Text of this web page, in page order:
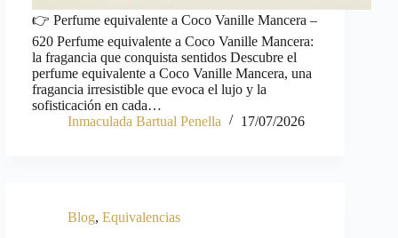
👉 Perfume equivalente a Coco Vanille Mancera –
620 Perfume equivalente a Coco Vanille Mancera:
la fragancia que conquista sentidos Descubre el
perfume equivalente a Coco Vanille Mancera, una
fragancia irresistible que evoca el lujo y la
sofisticación en cada…
Inmaculada Bartual Penella
17/07/2026
Blog, Equivalencias